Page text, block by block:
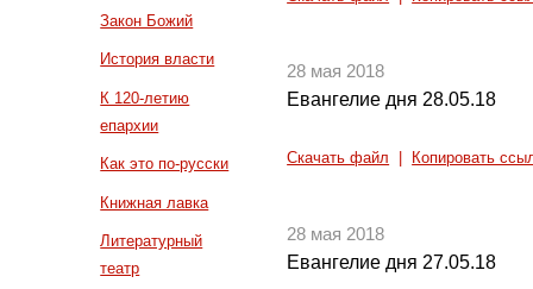
Закон Божий
История власти
К 120-летию
епархии
Как это по-русски
Книжная лавка
Литературный
театр
28 мая 2018
Евангелие дня 28.05.18
Скачать файл Копировать
28 мая 2018
Евангелие дня 27.05.18